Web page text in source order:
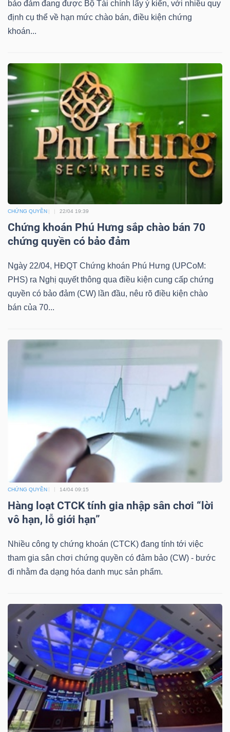
bảo đảm đang được Bộ Tài chính lấy ý kiến, với nhiều quy
định cụ thể về hạn mức chào bán, điều kiện chứng
khoán...
CHỨNG QUYỀN 22/04 19:39
Chứng khoán Phú Hưng sắp chào bán 70
chứng quyền có bảo đảm
Ngày 22/04, HĐQT Chứng khoán Phú Hưng (UPCoM:
PHS) ra Nghị quyết thông qua điều kiện cung cấp chứng
quyền có bảo đảm (CW) lần đầu, nêu rõ điều kiện chào
bán của 70...
CHỨNG QUYỀN 14/04 09:15
Hàng loạt CTCK tính gia nhập sân chơi “lời
vô hạn, lỗ giới hạn”
Nhiều công ty chứng khoán (CTCK) đang tính tới việc
tham gia sân chơi chứng quyền có đảm bảo (CW) - bước
đi nhằm đa dạng hóa danh mục sản phẩm.
TIỆN
ĐỘNG
chứng
khoán
(-)
Tất cả Cổ phiếu Chỉ số Chứng chỉ quỹ Chứng
Lãnh
đạo
Tất cả
(-)
viết
của
tác
giả
(-)
Báo
cáo
phân
Thuật
ngữ
(-)
Dịch
vụ
(-)